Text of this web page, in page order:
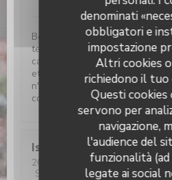
denominati
obbligatori e
impostazione
Altri cookies
richiedono il tuo
Questi cookies
servono per
navigazione,
l'audience del
funzionalità (ad
legate ai social
Belle déco bois, briques rouges
terrasse ombragée . Service
carte de bieres(très) locales. Et
et savoureux. Si vou sortez
n'allez plus jamais au resto,
conviendra!!!
Isabelle
2026-08-01
- 19:15 - Ospiti 2
Servizio
/5 Atmosfera:5/5